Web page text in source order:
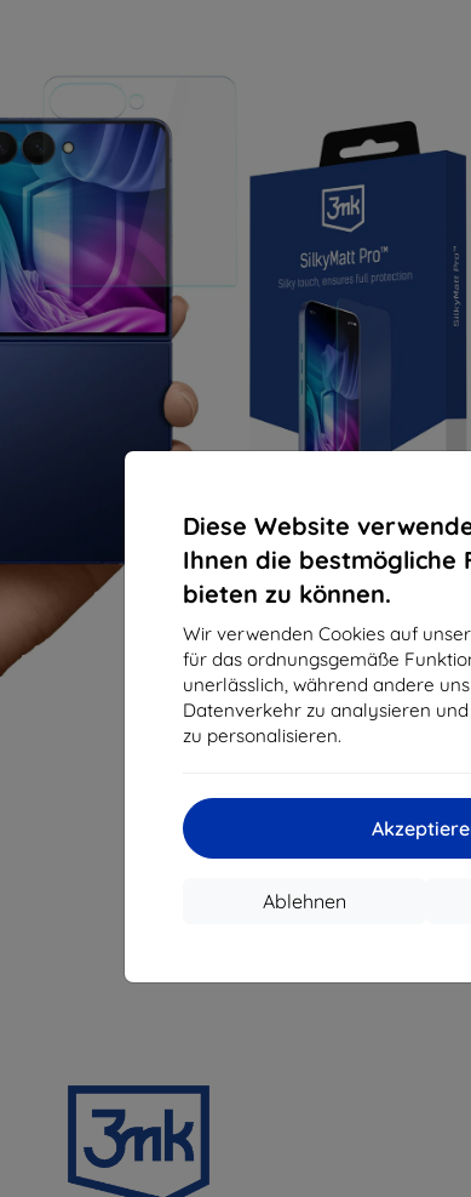
Diese Website
Ihnen die bestmögliche
bieten zu können.
Wir verwenden Cookies auf
für das ordnungsgemäße
unerlässlich, während andere
Datenverkehr zu analysieren
zu personalisieren.
Ablehnen